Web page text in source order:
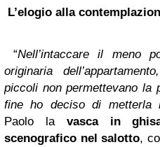
L’elogio alla
“Nell’intaccare il meno
originaria
piccoli non permettevano la
fine ho deciso di metterla
Paolo la vasca in
scenografico nel salotto,